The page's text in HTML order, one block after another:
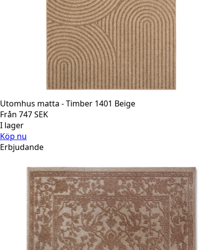
Utomhus matta - Timber 1401 Beige
Från 747SEK
I lager
Köp nu
Erbjudande